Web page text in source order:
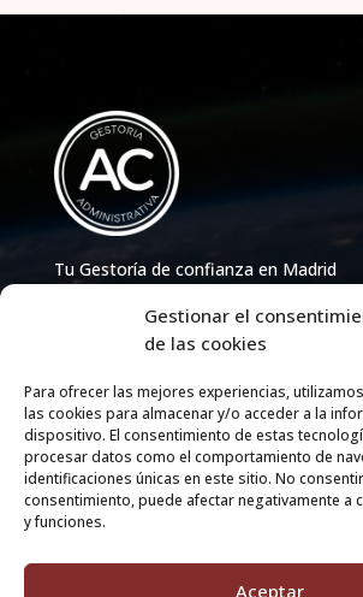
Gestionar el
de las cookies
Para ofrecer las mejores experiencias,
las cookies para almacenar y/o acceder a la
dispositivo. El consentimiento de estas
procesar datos como el comportamiento de
identificaciones únicas en este sitio. No
consentimiento, puede afectar negativamente a
y funciones.
Aceptar
Tu Gestoría de confianza en Madrid
913 86 65 33–info@acgestoria.com
Explora
Inicio
Servicios
Contacto